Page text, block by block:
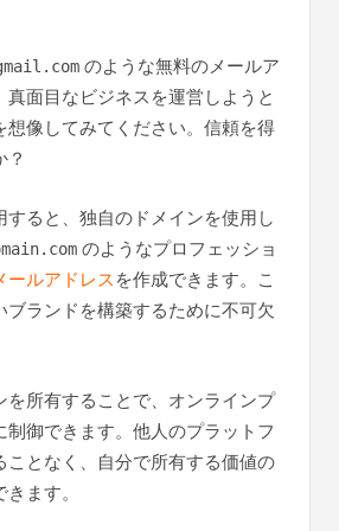
のような無料のメールア
真面目なビジネスを運営しようと
想像してみてください。信頼を得
すると、独自のドメインを使用し
のようなプロフェッショ
ールアドレスを作成できます。こ
ブランドを構築するために不可欠
を所有することで、オンラインプ
制御できます。他人のプラットフ
ことなく、自分で所有する価値の
ます。